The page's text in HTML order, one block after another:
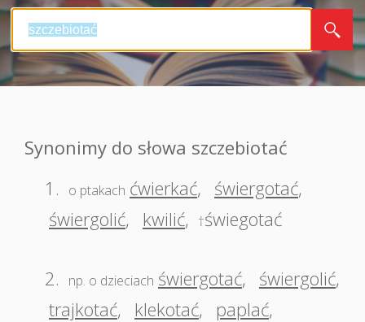
Synonimy do słowa szczebiotać
1.
o ptakach ćwierkać, świergotać,
świergolić, kwilić, †świegotać
2. np. o dzieciach świergotać, świergolić,
trajkotać, klekotać, paplać,